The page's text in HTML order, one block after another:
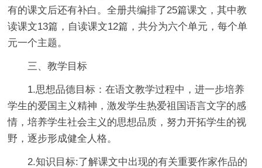
有的课文后还有补白。全册共编排了25篇课文，其中教
读课文13篇，自读课文12篇，共分为六个单元，每个单
元一个主题。
三、教学目标
1.思想品德目标：在语文教学过程中，进一步培养
学生的爱国主义精神，激发学生热爱祖国语言文字的感
情，培养学生社会主义的思想品质，努力开拓学生的视
野，逐步形成健全人格。
2.知识目标:了解课文中出现的有关重要作家作品的